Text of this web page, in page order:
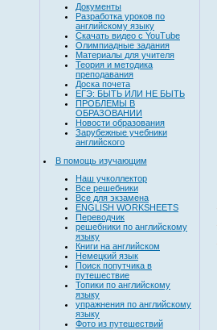
Документы
Разработка уроков по
английскому языку
Скачать видео с YouTube
Олимпиадные задания
Материалы для учителя
Теория и методика
преподавания
Доска почета
ЕГЭ: БЫТЬ ИЛИ НЕ БЫТЬ
ПРОБЛЕМЫ В
ОБРАЗОВАНИИ
Новости образования
Зарубежные учебники
английского
В помощь изучающим
Наш учколлектор
Все решебники
Все для экзамена
ENGLISH WORKSHEETS
Переводчик
решебники по английскому
языку
Книги на английском
Немецкий язык
Поиск попутчика в
путешествие
Топики по английскому
языку
упражнения по английскому
языку
Фото из путешествий